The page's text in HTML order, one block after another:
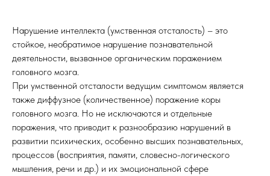
Нарушение интеллекта (умственная отсталость) – это
стойкое, необратимое нарушение познавательной
деятельности, вызванное органическим поражением
головного мозга.
При умственной отсталости ведущим симптомом является
также диффузное (количественное) поражение коры
головного мозга. Но не исключаются и отдельные
поражения, что приводит к разнообразию нарушений в
развитии психических, особенно высших познавательных,
процессов (восприятия, памяти, словесно-логического
мышления, речи и др.) и их эмоциональной сфере